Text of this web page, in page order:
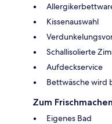
Kissenauswahl
Schallisolierte
Aufdeckservice
Bettwäsche wird
Zum Frischmachen
Eigenes Bad